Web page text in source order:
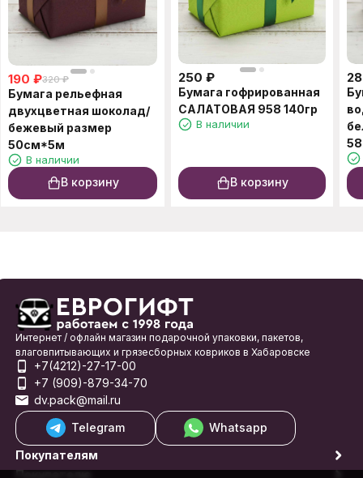
190 ₽320 ₽
Бумага рельефная
двухцветная шоколад/
бежевый размер
50см*5м
В наличии
В корзину
250 ₽
Бумага гофрированная
САЛАТОВАЯ 958 140гр
В наличии
В корзину
Интернет / офлайн магазин подарочной упаковки, пакетов,
влаговпитывающих и грязесборных ковриков в Хабаровске
+7(4212)-27-17-00
+7 (909)-879-34-70
dv.pack@mail.ru
Telegram
Whatsapp
Покупателям
Покупателю